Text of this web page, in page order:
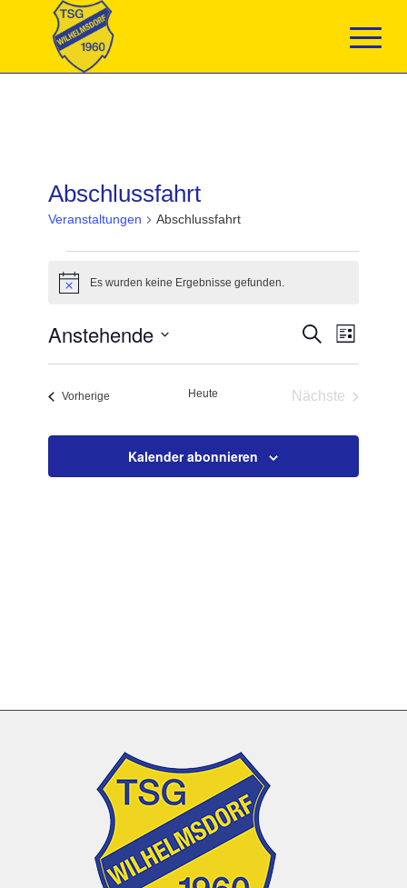
Abschlussfahrt
Veranstaltungen Abschlussfahrt
HinweisEs wurden keine Ergebnisse gefunden.
Suche
und
Navigation
Suche
Liste
Anstehende
Vorherige VeranstaltungenHeute
Nächste
Kalender abonnieren